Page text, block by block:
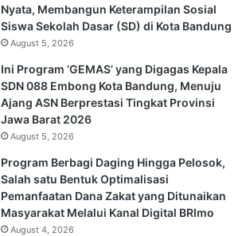
Nyata, Membangun Keterampilan Sosial
Siswa Sekolah Dasar (SD) di Kota Bandung
August 5, 2026
Ini Program ‘GEMAS’ yang Digagas Kepala
SDN 088 Embong Kota Bandung, Menuju
Ajang ASN Berprestasi Tingkat Provinsi
Jawa Barat 2026
August 5, 2026
Program Berbagi Daging Hingga Pelosok,
Salah satu Bentuk Optimalisasi
Pemanfaatan Dana Zakat yang Ditunaikan
Masyarakat Melalui Kanal Digital BRImo
August 4, 2026